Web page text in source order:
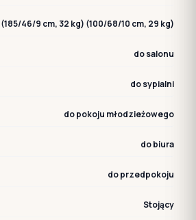
(185/46/9 cm, 32 kg) (100/68/10 cm, 29 kg)
do salonu
do sypialni
do pokoju młodzieżowego
do biura
do przedpokoju
Stojący